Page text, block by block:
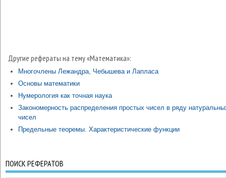
Другие рефераты на тему «Математика»:
Многочлены Лежандра, Чебышева и Лапласа
Основы математики
Нумерология как точная наука
Закономерность распределения простых чисел в ряду
чисел
Предельные теоремы. Характеристические функции
ПОИСК РЕФЕРАТОВ